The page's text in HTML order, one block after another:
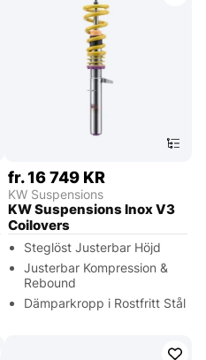
fr. 16 749 KR
KW Suspensions
KW Suspensions Inox V3
Coilovers
Steglöst Justerbar Höjd
Justerbar Kompression &
Rebound
Dämparkropp i Rostfritt Stål